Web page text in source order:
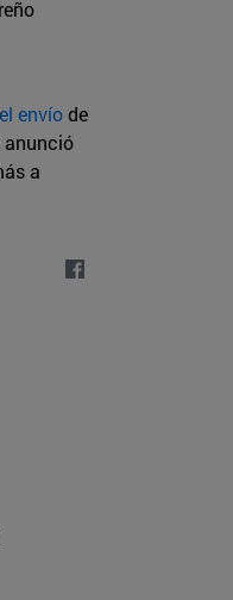
envíode
anunció
a